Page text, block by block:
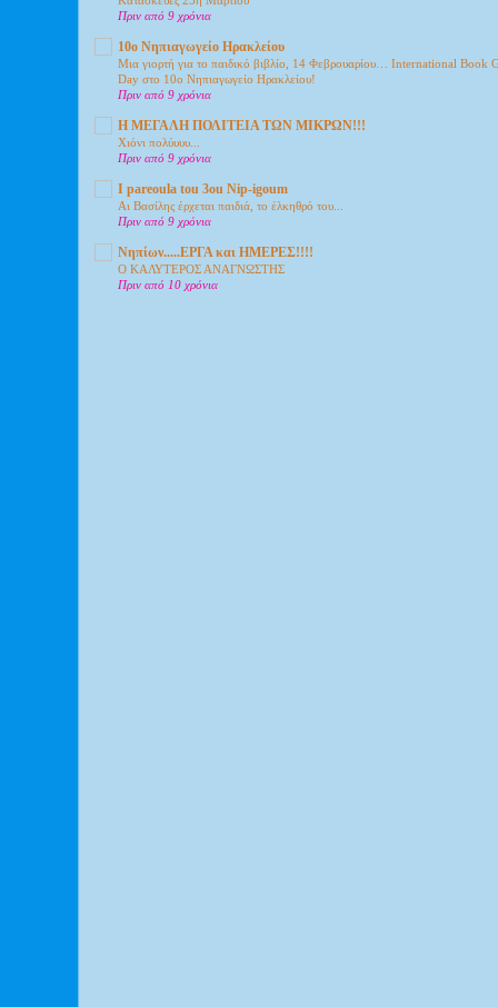
Πριν από 9 χρόνια
10ο Νηπιαγωγείο Ηρακλείου
Μια γιορτή για το παιδικό βιβλίο, 14 Φεβρουαρίου… International Book
Day στο 10ο Νηπιαγωγείο Ηρακλείου!
Πριν από 9 χρόνια
Η ΜΕΓΑΛΗ ΠΟΛΙΤΕΙΑ ΤΩΝ ΜΙΚΡΩΝ!!!
Xιόνι πολύυυυ...
Πριν από 9 χρόνια
I pareoula tou 3ou Nip-igoum
Αι Βασίλης έρχεται παιδιά, το έλκηθρό του...
Πριν από 9 χρόνια
Νηπίων.....ΕΡΓΑ και ΗΜΕΡΕΣ!!!!
Ο ΚΑΛΥΤΕΡΟΣ ΑΝΑΓΝΩΣΤΗΣ
Πριν από 10 χρόνια